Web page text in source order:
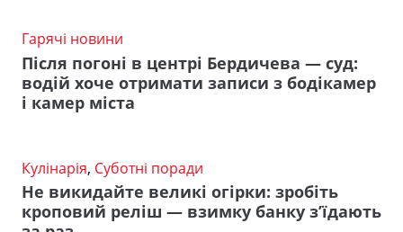
Гарячі новини
Після погоні в центрі Бердичева — суд:
водій хоче отримати записи з бодікамер
і камер міста
Кулінарія, Суботні поради
Не викидайте великі огірки: зробіть
кроповий реліш — взимку банку з’їдають